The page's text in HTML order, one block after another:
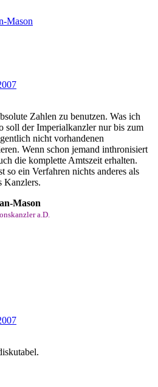
Mason
Zahlen zu benutzen. Was ich
soll der Imperialkanzler nur bis zum
nicht vorhandenen
Wenn schon jemand inthronisiert
die komplette Amtszeit erhalten.
so ein Verfahren nichts anderes als
Kanzlers.
Mason
a.D.